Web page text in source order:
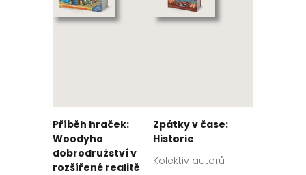
Příběh hraček:
Woodyho
dobrodružství v
rozšířené realitě
Zpátky v čase:
Historie
Kolektiv autorů